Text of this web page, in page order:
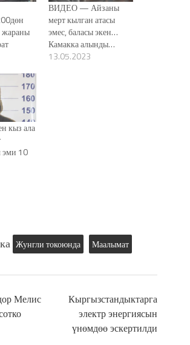
ВИДЕО — Айзаны
мерт кылган атасы
эмес, баласы экен…
Камакка алынды…
13.05.2023
кыз ала
эми 10
Жунгли токоюнда Маалымат
Мелис
Кыргызстандыктарга
электр энергиясын
үнөмдөө эскертилди